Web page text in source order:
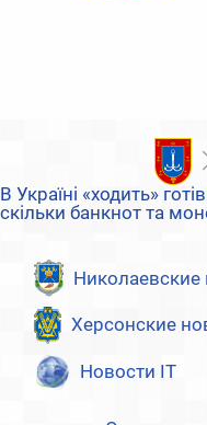
В Україні «ходить»
скільки банкнот та
Николаевские
Херсонские
Новости IT